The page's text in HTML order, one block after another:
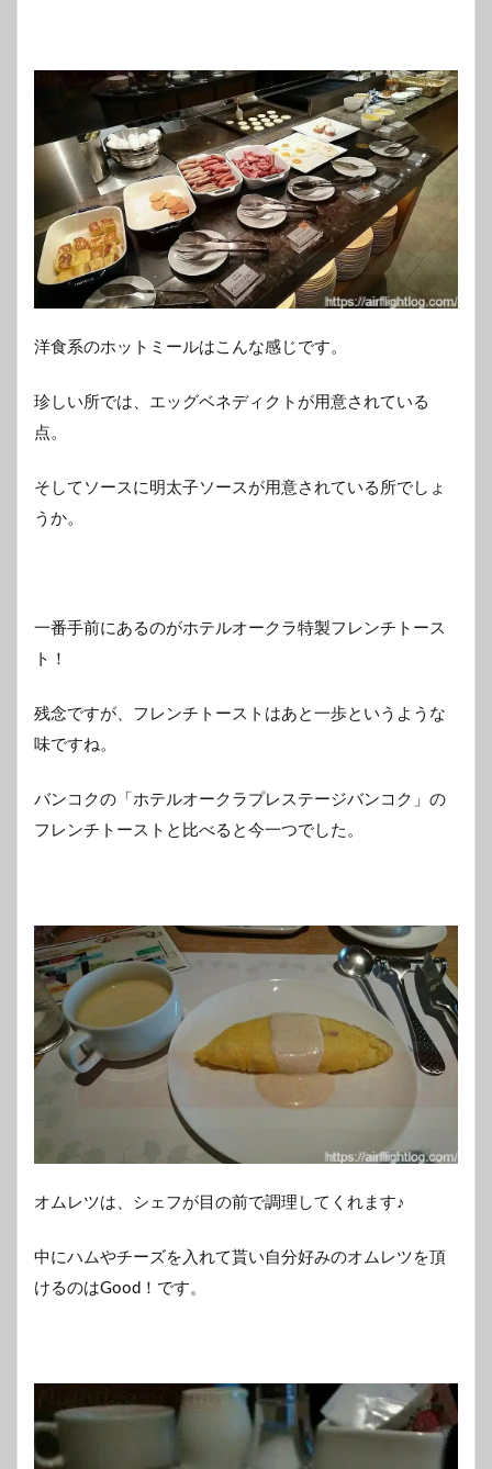
洋食系のホットミールはこんな感じです。
珍しい所では、エッグベネディクトが用意されている
点。
そしてソースに明太子ソースが用意されている所でしょ
うか。
一番手前にあるのがホテルオークラ特製フレンチトース
ト！
残念ですが、フレンチトーストはあと一歩というような
味ですね。
バンコクの「ホテルオークラプレステージバンコク」の
フレンチトーストと比べると今一つでした。
オムレツは、シェフが目の前で調理してくれます♪
中にハムやチーズを入れて貰い自分好みのオムレツを頂
けるのはGood！です。